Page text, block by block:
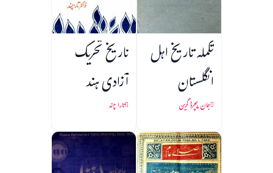
تکملہ تاریخ اہل
انگلستان
جان ریچرڈ گرین
تاریخ تحریک
آزادی ہند
تارا چند